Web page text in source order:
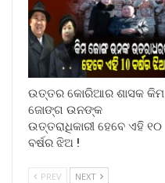
ଉତ୍ତର କୋରିଆର ଶାସକ କିମ
ଜୋଙ୍ଗ ଉନଙ୍କ
ଉତ୍ତରାଧିକାରୀ ହେବେ ଏହି ୧୦
ବର୍ଷର ଝିଅ !
PREV NEXT